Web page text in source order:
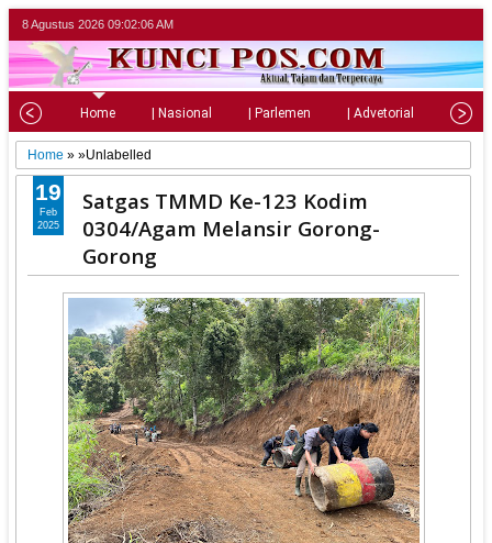
8 Agustus 2026 09:02:07 AM
Home | Nasional | Parlemen | Advetorial |
Home » »Unlabelled
Satgas TMMD Ke-123 Kodim
0304/Agam Melansir Gorong-
Gorong
19
Feb
2025